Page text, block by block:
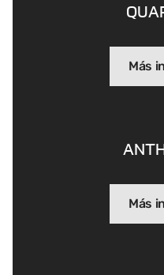
Más
Más